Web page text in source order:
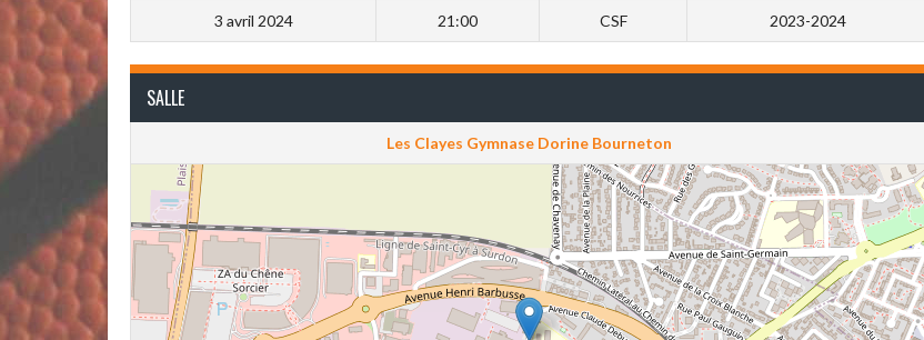
3 avril 2024 21:00 CSF 2023-2024
SALLE
Les Clayes Gymnase Dorine Bourneton